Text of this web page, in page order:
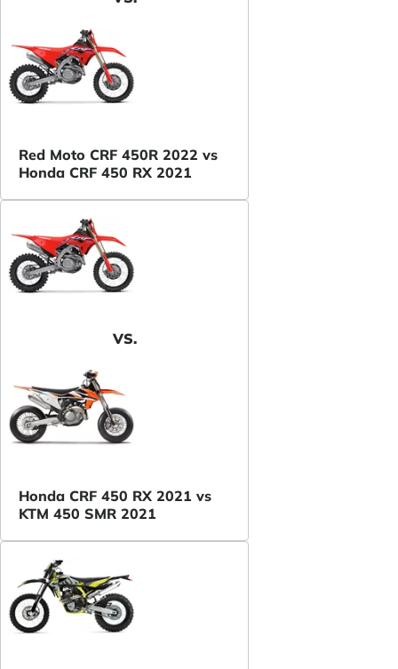
Red Moto CRF 450R 2022 vs
Honda CRF 450 RX 2021
VS.
Honda CRF 450 RX 2021 vs
KTM 450 SMR 2021